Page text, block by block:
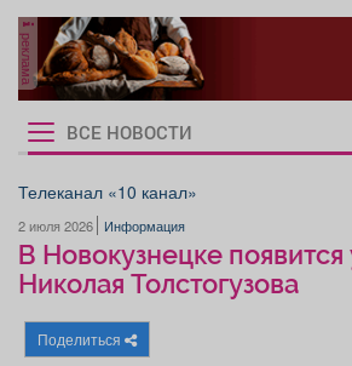
Объявления Недвижимость
Работа
реклама
Рукбрики
новостей
ВСЕ НОВОСТИ
Телеканал «10 канал»
2 июля 2026 Информация
️В Новокузнецке появится
Николая Толстогузова
Поделиться